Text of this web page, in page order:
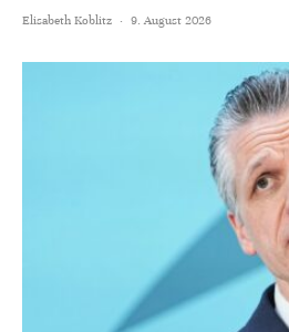
Elisabeth Koblitz · 9. August 2026